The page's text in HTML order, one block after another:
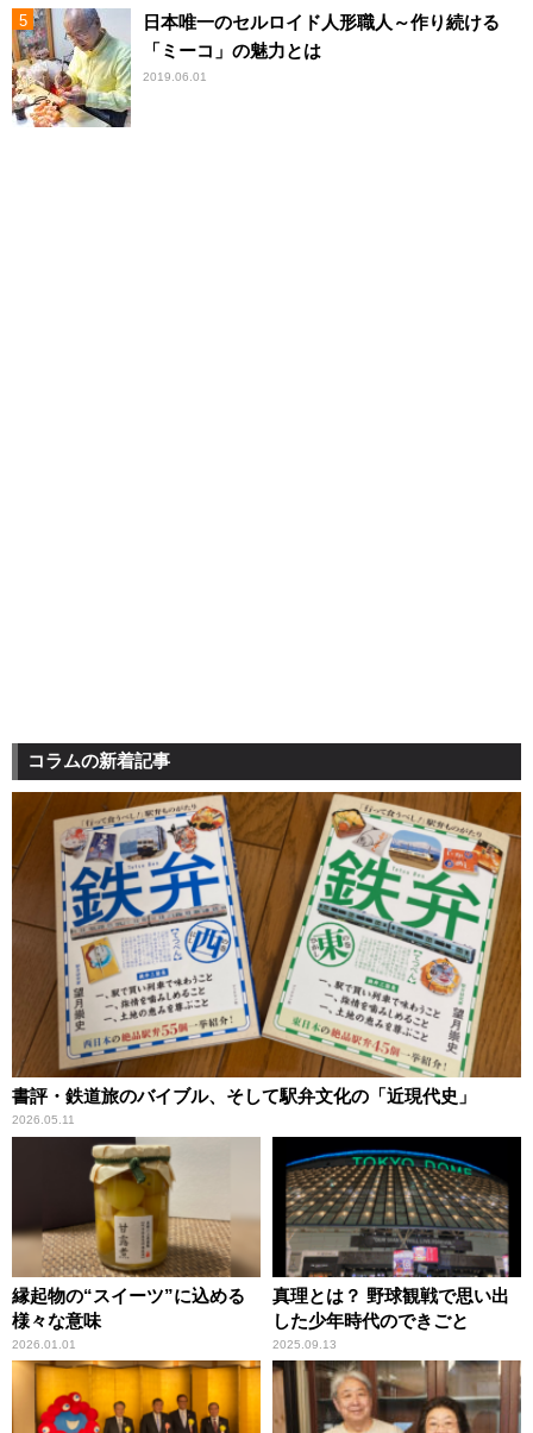
日本唯一のセルロイド人形職人～作り続ける
「ミーコ」の魅力とは
2019.06.01
コラムの新着記事
書評・鉄道旅のバイブル、そして駅弁文化の「近現代史」
2026.05.11
縁起物の“スイーツ”に込める
様々な意味
2026.01.01
真理とは？ 野球観戦で思い出
した少年時代のできごと
2025.09.13